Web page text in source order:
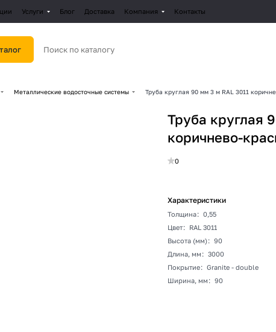
Услуги Блог Доставка Компания Контакты
Металлические водосточные системы Труба круглая 90 мм 3 м RAL 3011
Труба круглая
коричнево-
0
Характеристики
Толщина: 0,55
Цвет:
RAL 3011
Высота (мм): 90
Длина, мм : 3000
Покрытие: Granite - double
Ширина, мм : 90